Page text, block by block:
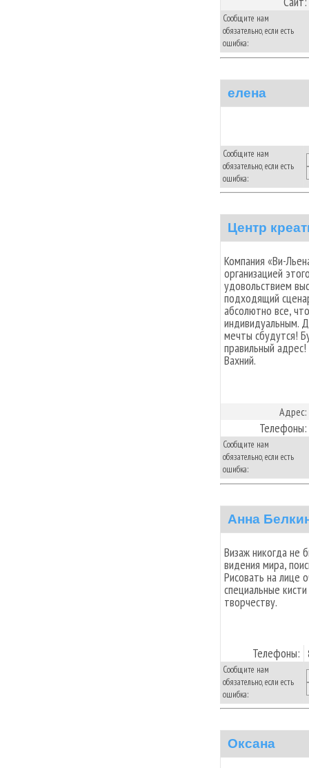
Сообщите нам
обязательно, если есть
ошибка:
елена
Сообщите нам
обязательно, если есть
ошибка:
Центр
Компания «Ви-
организацией
удовольствием
подходящий
абсолютно все,
индивидуальным.
мечты сбудутся!
правильный
Вахний.
Адрес:
Телефоны:
Сообщите нам
обязательно, если есть
ошибка:
Анна
Визаж никогда не
видения мира,
Рисовать на лице
специальные
творчеству.
Телефоны:
Сообщите нам
обязательно, если есть
ошибка:
Оксана